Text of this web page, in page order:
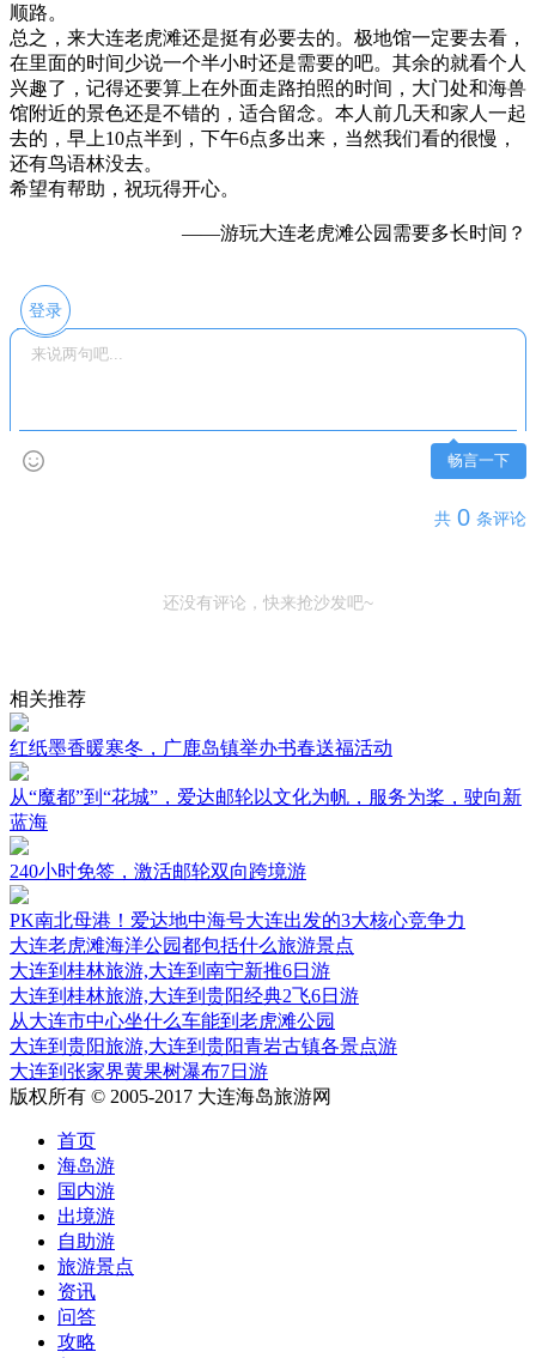
顺路。
总之，来大连老虎滩还是挺有必要去的。极地馆一定要去看，
在里面的时间少说一个半小时还是需要的吧。其余的就看个人
兴趣了，记得还要算上在外面走路拍照的时间，大门处和海兽
馆附近的景色还是不错的，适合留念。本人前几天和家人一起
去的，早上10点半到，下午6点多出来，当然我们看的很慢，
还有鸟语林没去。
希望有帮助，祝玩得开心。
——游玩大连老虎滩公园需要多长时间？
登录
畅言一下
共 0 条评论
还没有评论，快来抢沙发吧~
相关推荐
红纸墨香暖寒冬，广鹿岛镇举办书春送福活动
从“魔都”到“花城”，爱达邮轮以文化为帆，服务为桨，驶向新
蓝海
240小时免签，激活邮轮双向跨境游
PK南北母港！爱达地中海号大连出发的3大核心竞争力
大连老虎滩海洋公园都包括什么旅游景点
大连到桂林旅游,大连到南宁新推6日游
大连到桂林旅游,大连到贵阳经典2飞6日游
从大连市中心坐什么车能到老虎滩公园
大连到贵阳旅游,大连到贵阳青岩古镇各景点游
大连到张家界黄果树瀑布7日游
版权所有 © 2005-2017 大连海岛旅游网
首页
海岛游
国内游
出境游
自助游
旅游景点
资讯
问答
攻略